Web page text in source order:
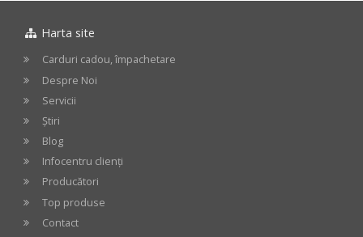
Harta site
Carduri cadou, împachetare
Despre Noi
Servicii
Știri
Blog
Infocentru clienți
Producători
Top produse
Contact